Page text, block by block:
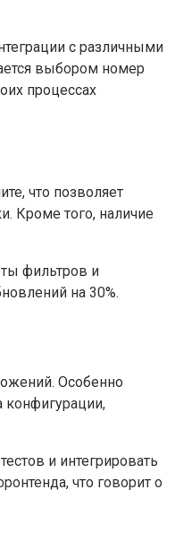
с различными
выбором номер
процессах
что позволяет
Кроме того, наличие
фильтров и
на 30%.
Особенно
конфигурации,
и интегрировать
что говорит о